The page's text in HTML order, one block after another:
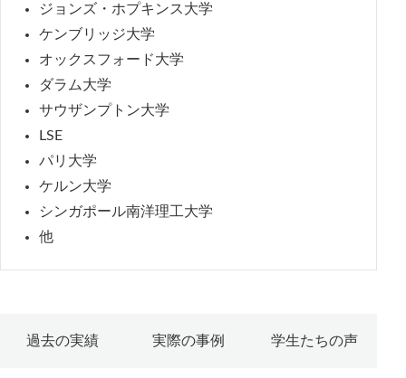
ジョンズ・ホプキンス大学
ケンブリッジ大学
オックスフォード大学
ダラム大学
サウザンプトン大学
LSE
パリ大学
ケルン大学
シンガポール南洋理工大学
他
過去の実績 実際の事例 学生たちの声